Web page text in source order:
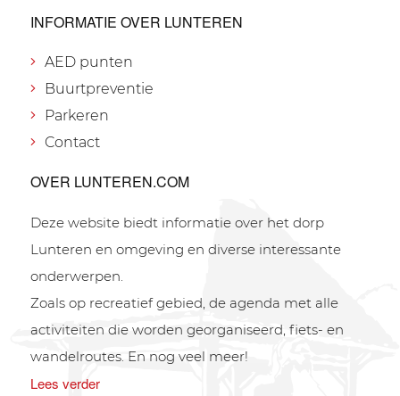
INFORMATIE OVER LUNTEREN
AED punten
Buurtpreventie
Parkeren
Contact
OVER LUNTEREN.COM
Deze website biedt informatie over het dorp
Lunteren en omgeving en diverse interessante
onderwerpen.
Zoals op recreatief gebied, de agenda met alle
activiteiten die worden georganiseerd, fiets- en
wandelroutes. En nog veel meer!
Lees verder